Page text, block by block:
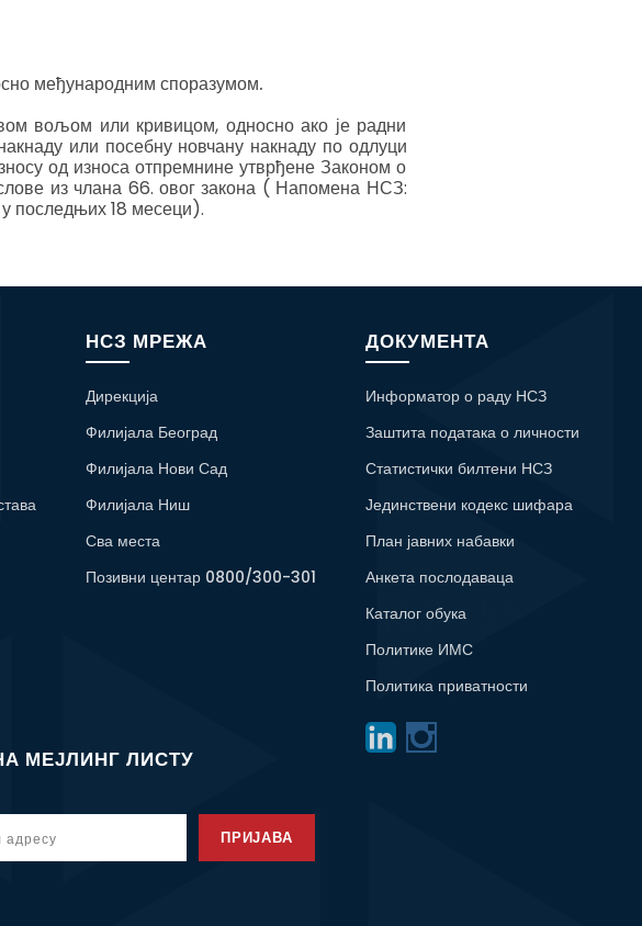
међународним споразумом.
вољом или кривицом, односно ако је радни
или посебну новчану накнаду по одлуци
од износа отпремнине утврђене Законом о
из члана 66. овог закона ( Напомена НСЗ:
последњих 18 месеци).
НСЗ МРЕЖА
Дирекција
Филијала Београд
Филијала Нови Сад
Филијала Ниш
Сва места
Позивни центар 0800/300-301
ДОКУМЕНТА
Информатор о раду НСЗ
Заштита података о личности
Статистички билтени НСЗ
Јединствени кодекс шифара
План јавних набавки
Анкета послодаваца
Каталог обука
Политике ИМС
Политика приватности
МЕЈЛИНГ ЛИСТУ
ПРИЈАВА